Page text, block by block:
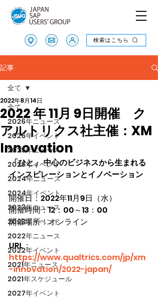
検索はこちら
検索はこちら
記事
全て
2026年ニュース
2026年イベント
2025年ニュース
2025年イベント
2024年ニュース
2024年イベント
2023年ニュース
2023年イベント
2022年ニュース
2022年イベント
2021年ニュース
2021年スケジュール
2027年イベント
全て
2022 年 11月 9日開催 ク
アルトリクス社主催：XM
Innovation
2022年8月14日
「ひと」 中心のビジネスから生まれる
インスピレーションとイノベーション
開催日：2022年11月9日（水）
開催時間：12：00～13：00
開催場所：オンライン
URL：
https://www.qualtrics.com/jp/xm
-innovation/2022-japan/